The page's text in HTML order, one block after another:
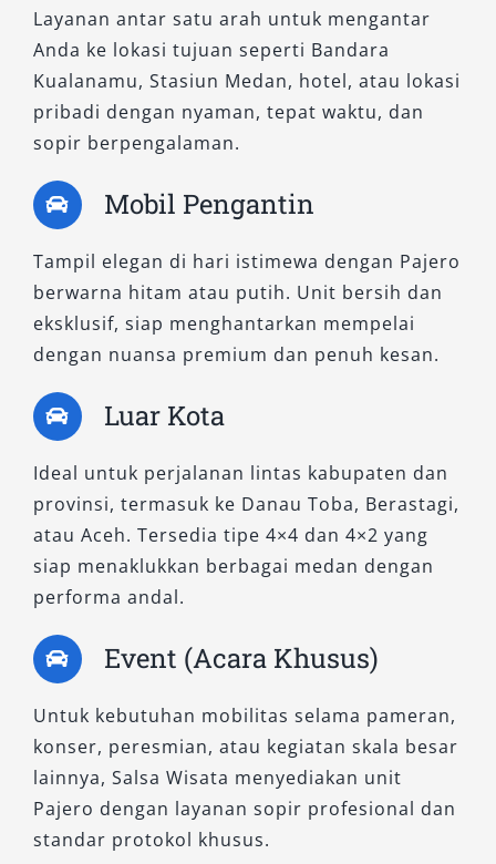
Merupakan pilihan premium untuk Anda yang
menginginkan kenyamanan maksimal tanpa
kompromi terhadap performa. Dilengkapi fitur
canggih seperti Adaptive Cruise Control, Blind
Spot Warning, dan sistem infotainment
mutakhir, tipe ini memberikan keseimbangan
sempurna antara kemewahan dan kekuatan.
Sewa Pajero Dakar Ultimate 4×4 Medan sangat
tepat untuk kegiatan dinas pejabat, eksekutif,
atau wisata eksklusif bersama keluarga besar.
B. Tipe Pajero Sport 4×2 WD
Bagi Anda yang lebih banyak berkendara di
jalur kota atau lintas kabupaten dengan
infrastruktur jalan yang baik, tipe 4×2 WD
menawarkan efisiensi bahan bakar lebih
optimal dan kenyamanan berkendara yang
tetap unggul.
1. Exceed AT 4×2
untuk transportasi keluarga maupun
operasional perusahaan. Dengan sistem
penggerak dua roda dan transmisi otomatis,
Exceed AT memberikan kemudahan dalam
berkendara di lalu lintas kota. Rental Pajero
Layanan antar satu arah untuk mengantar
Anda ke lokasi tujuan seperti Bandara
Kualanamu, Stasiun Medan, hotel, atau lokasi
pribadi dengan nyaman, tepat waktu, dan
sopir berpengalaman.
Mobil Pengantin
Tampil elegan di hari istimewa dengan Pajero
berwarna hitam atau putih. Unit bersih dan
eksklusif, siap menghantarkan mempelai
dengan nuansa premium dan penuh kesan.
Luar Kota
Ideal untuk perjalanan lintas kabupaten dan
provinsi, termasuk ke Danau Toba, Berastagi,
atau Aceh. Tersedia tipe 4×4 dan 4×2 yang
siap menaklukkan berbagai medan dengan
performa andal.
Event (Acara Khusus)
Untuk kebutuhan mobilitas selama pameran,
konser, peresmian, atau kegiatan skala besar
lainnya, Salsa Wisata menyediakan unit
Pajero dengan layanan sopir profesional dan
standar protokol khusus.